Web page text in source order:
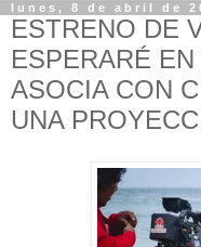
lunes, 8 de abril de
ESTRENO DE
ESPERARÉ
ASOCIA CON
UNA